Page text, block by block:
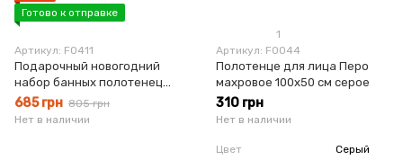
Готово к отправке
Артикул: F0411
Подарочный новогодний
набор банных полотенец
Рождественский махра
685 грн 805 грн
Нет в наличии
1
Артикул: F0044
Полотенце для лица Перо
махровое 100х50 см серое
310 грн
Нет в наличии
Цвет
Серый